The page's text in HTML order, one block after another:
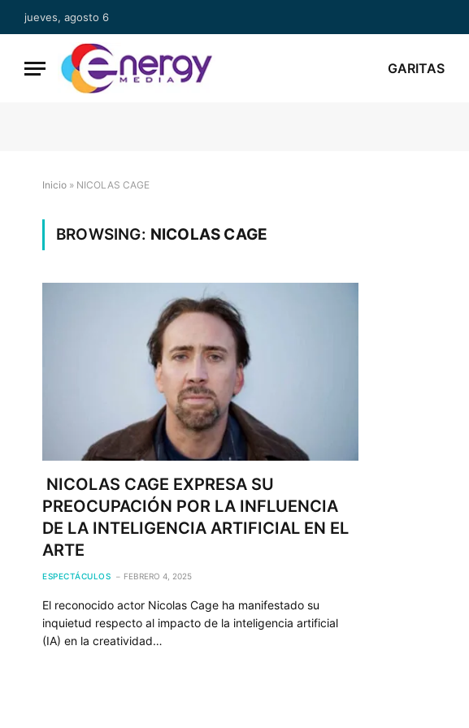
jueves, agosto 6
GARITAS
Inicio » NICOLAS CAGE
BROWSING: NICOLAS CAGE
NICOLAS CAGE EXPRESA SU
PREOCUPACIÓN POR LA INFLUENCIA
DE LA INTELIGENCIA ARTIFICIAL EN EL
ARTE
ESPECTÁCULOS FEBRERO 4, 2025
El reconocido actor Nicolas Cage ha manifestado su
inquietud respecto al impacto de la inteligencia artificial
(IA) en la creatividad…